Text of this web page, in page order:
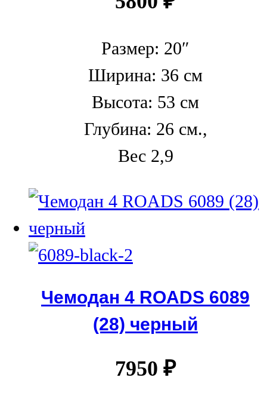
Размер: 20″
Ширина: 36 см
Высота: 53 см
Глубина: 26 см.,
Вес 2,9
Чемодан 4 ROADS 6089
(28) черный
7950 ₽